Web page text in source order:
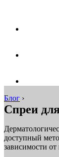
Блог ›
Спреи
доступный
зависимости